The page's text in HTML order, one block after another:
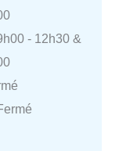
- 12h30 &